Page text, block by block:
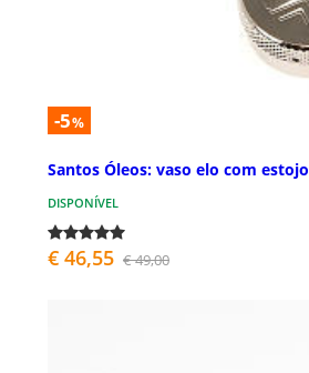
-5%
Santos Óleos: vaso elo com estojo
DISPONÍVEL
€ 46,55 € 49,00